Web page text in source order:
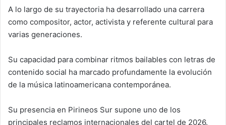
A lo largo de su trayectoria ha desarrollado una carrera
como compositor, actor, activista y referente cultural para
varias generaciones.
Su capacidad para combinar ritmos bailables con letras de
contenido social ha marcado profundamente la evolución
de la música latinoamericana contemporánea.
Su presencia en Pirineos Sur supone uno de los
principales reclamos internacionales del cartel de 2026.